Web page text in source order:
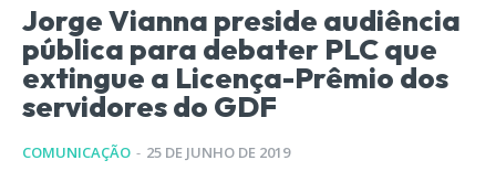
Jorge Vianna preside audiência
pública para debater PLC que
extingue a Licença-Prêmio dos
servidores do GDF
COMUNICAÇÃO - 25 DE JUNHO DE 2019